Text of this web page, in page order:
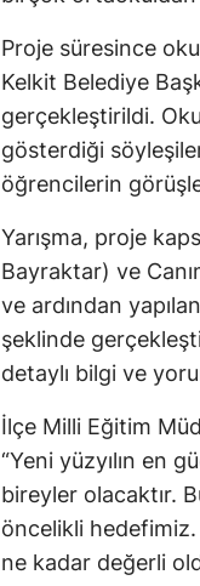
Proje süresince
Kelkit Belediye
gerçekleştirildi.
gösterdiği
öğrencilerin
Yarışma, proje
Bayraktar) ve
ve ardından
şeklinde
detaylı bilgi ve
İlçe Milli Eğitim
“Yeni yüzyılın en
bireyler olacaktır.
öncelikli
ne kadar değerli